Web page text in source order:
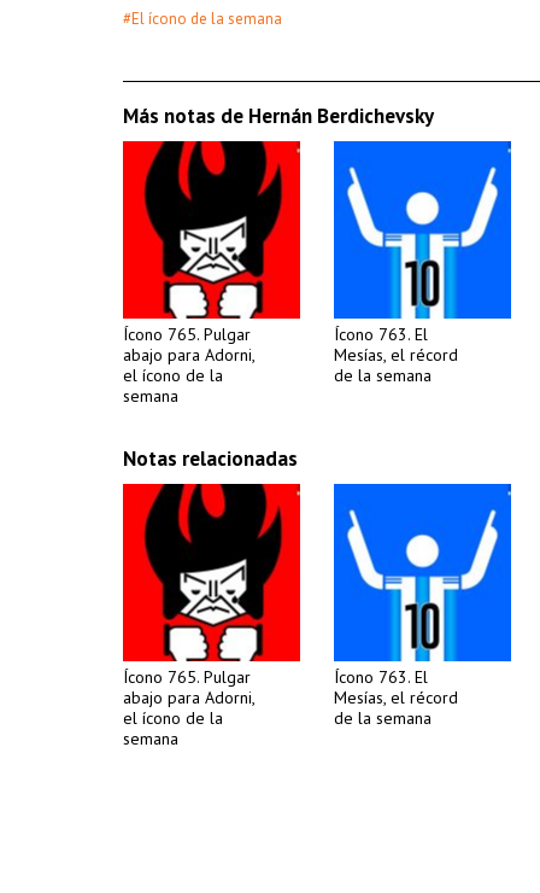
#El ícono de la semana
Más notas de Hernán Berdichevsky
Ícono 765. Pulgar
abajo para Adorni,
el ícono de la
semana
Ícono 763. El
Mesías, el récord
de la semana
Notas relacionadas
Ícono 765. Pulgar
abajo para Adorni,
el ícono de la
semana
Ícono 763. El
Mesías, el récord
de la semana